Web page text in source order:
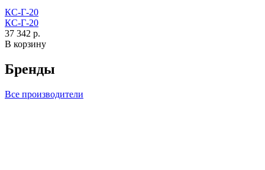
КС-Г-20
КС-Г-20
37 342 р.
В корзину
Бренды
Все производители